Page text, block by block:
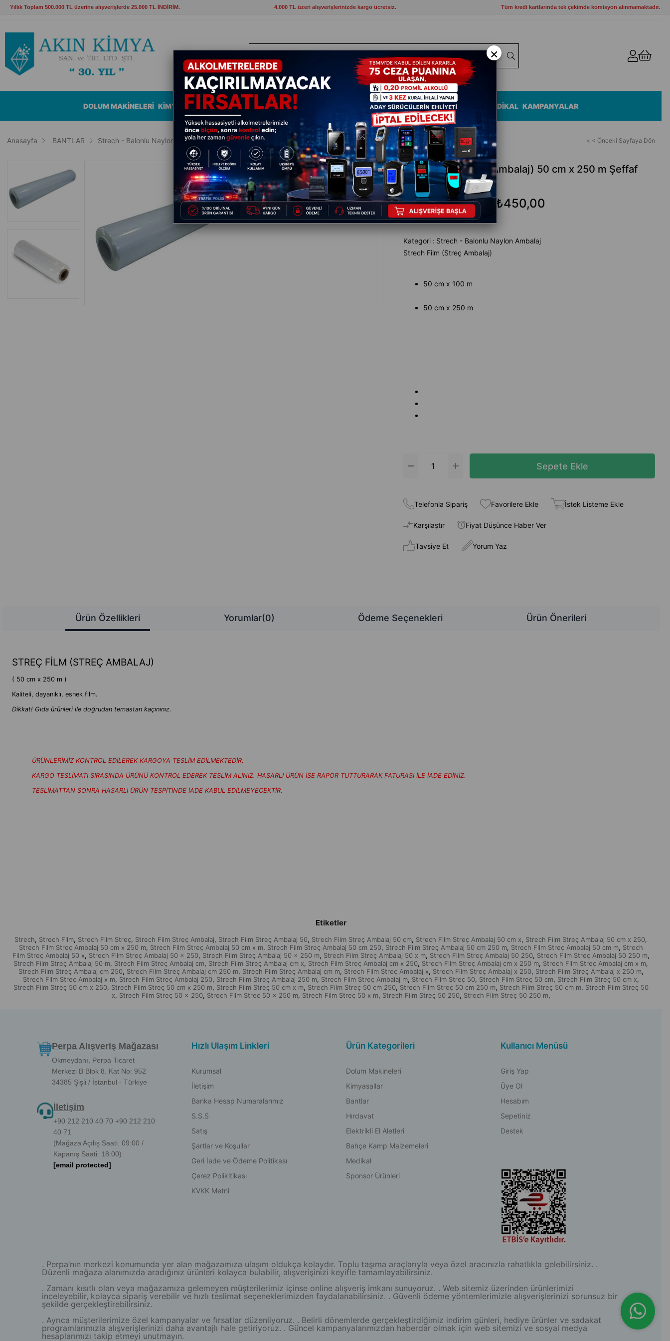
Yıllık Toplam 500.000 TL üzerine alışverişlerde 25.000 TL İNDİRİM. 4.000 TL üzeri alışverişlerinizde kargo ücretsiz. Tüm kredi kartlarında tek çekimde komisyon alınmamaktadır.
DOLUM MAKİNELERİ KİMYASALLAR BANTLAR HIRDAVAT ELEKTRİKLİ ALETLER BAHÇE VE KAMP MALZEMELERİ MEDİKAL KAMPANYALAR
Anasayfa BANTLAR Strech - Balonlu Naylon Ambalaj Strech Film (Streç Ambalaj) 50 cm x 250 m Şeffaf < < Önceki Sayfaya Dön
Strech Film (Streç Ambalaj) 50 cm x 250 m Şeffaf
31 ₺650,00 ₺450,00
Kategori : Strech - Balonlu Naylon Ambalaj
Strech Film (Streç Ambalaj)
50 cm x 100 m
50 cm x 250 m
Telefonla Sipariş Favorilere Ekle İstek Listeme Ekle
Karşılaştır Fiyat Düşünce Haber Ver
Tavsiye Et Yorum Yaz
Ürün Özellikleri Yorumlar(0) Ödeme Seçenekleri Ürün Önerileri
STREÇ FİLM (STREÇ AMBALAJ)
( 50 cm x 250 m )
Kaliteli, dayanıklı, esnek film.
Dikkat! Gıda ürünleri ile doğrudan temastan kaçınınız.
ÜRÜNLERİMİZ KONTROL EDİLEREK KARGOYA TESLİM EDİLMEKTEDİR.
KARGO TESLİMATI SIRASINDA ÜRÜNÜ KONTROL EDEREK TESLİM ALINIZ. HASARLI ÜRÜN İSE RAPOR TUTTURARAK FATURASI İLE İADE EDİNİZ.
TESLİMATTAN SONRA HASARLI ÜRÜN TESPİTİNDE İADE KABUL EDİLMEYECEKTİR.
Etiketler
Strech, Strech Film, Strech Film Streç, Strech Film Streç Ambalaj, Strech Film Streç Ambalaj 50, Strech Film Streç Ambalaj 50 cm, Strech Film Streç Ambalaj 50 cm x, Strech Film Streç Ambalaj 50 cm x 250,
Strech Film Streç Ambalaj 50 cm x 250 m, Strech Film Streç Ambalaj 50 cm x m, Strech Film Streç Ambalaj 50 cm 250, Strech Film Streç Ambalaj 50 cm 250 m, Strech Film Streç Ambalaj 50 cm m, Strech
Film Streç Ambalaj 50 x, Strech Film Streç Ambalaj 50 x 250, Strech Film Streç Ambalaj 50 x 250 m, Strech Film Streç Ambalaj 50 x m, Strech Film Streç Ambalaj 50 250, Strech Film Streç Ambalaj 50 250 m,
Strech Film Streç Ambalaj 50 m, Strech Film Streç Ambalaj cm, Strech Film Streç Ambalaj cm x, Strech Film Streç Ambalaj cm x 250, Strech Film Streç Ambalaj cm x 250 m, Strech Film Streç Ambalaj cm x m,
Strech Film Streç Ambalaj cm 250, Strech Film Streç Ambalaj cm 250 m, Strech Film Streç Ambalaj cm m, Strech Film Streç Ambalaj x, Strech Film Streç Ambalaj x 250, Strech Film Streç Ambalaj x 250 m,
Strech Film Streç Ambalaj x m, Strech Film Streç Ambalaj 250, Strech Film Streç Ambalaj 250 m, Strech Film Streç Ambalaj m, Strech Film Streç 50, Strech Film Streç 50 cm, Strech Film Streç 50 cm x,
Strech Film Streç 50 cm x 250, Strech Film Streç 50 cm x 250 m, Strech Film Streç 50 cm x m, Strech Film Streç 50 cm 250, Strech Film Streç 50 cm 250 m, Strech Film Streç 50 cm m, Strech Film Streç 50
x, Strech Film Streç 50 x 250, Strech Film Streç 50 x 250 m, Strech Film Streç 50 x m, Strech Film Streç 50 250, Strech Film Streç 50 250 m,
Perpa Alışveriş Mağazası
Okmeydanı, Perpa Ticaret
Merkezi B Blok 8. Kat No: 952
34385 Şişli / İstanbul - Türkiye
İletişim
+90 212 210 40 70 +90 212 210
40 71
(Mağaza Açılış Saati: 09:00 /
Kapanış Saati: 18:00)
[email protected]
Hızlı Ulaşım Linkleri
Kurumsal
İletişim
Banka Hesap Numaralarımız
S.S.S
Satış
Şartlar ve Koşullar
Geri İade ve Ödeme Politikası
Çerez Polikitikası
KVKK Metni
Ürün Kategorileri
Dolum Makineleri
Kimyasallar
Bantlar
Hırdavat
Elektrikli El Aletleri
Bahçe Kamp Malzemeleri
Medikal
Sponsor Ürünleri
Kullanıcı Menüsü
Giriş Yap
Üye Ol
Hesabım
Sepetiniz
Destek
. Perpa’nın merkezi konumunda yer alan mağazamıza ulaşım oldukça kolaydır. Toplu taşıma araçlarıyla veya özel aracınızla rahatlıkla gelebilirsiniz. .
Düzenli mağaza alanımızda aradığınız ürünleri kolayca bulabilir, alışverişinizi keyifle tamamlayabilirsiniz.
. Zamanı kısıtlı olan veya mağazamıza gelemeyen müşterilerimiz içinse online alışveriş imkanı sunuyoruz. . Web sitemiz üzerinden ürünlerimizi
inceleyebilir, kolayca sipariş verebilir ve hızlı teslimat seçeneklerimizden faydalanabilirsiniz. . Güvenli ödeme yöntemlerimizle alışverişlerinizi sorunsuz bir
şekilde gerçekleştirebilirsiniz.
. Ayrıca müşterilerimize özel kampanyalar ve fırsatlar düzenliyoruz. . Belirli dönemlerde gerçekleştirdiğimiz indirim günleri, hediye ürünler ve sadakat
programlarımızla alışverişlerinizi daha avantajlı hale getiriyoruz. . Güncel kampanyalarımızdan haberdar olmak için web sitemizi ve sosyal medya
hesaplarımızı takip etmeyi unutmayın.
×